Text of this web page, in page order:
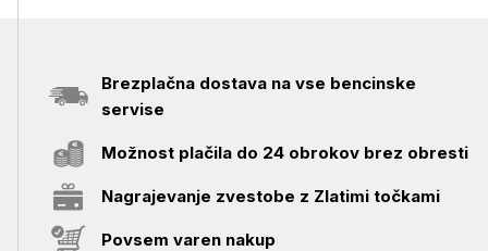
Brezplačna dostava na vse bencinske
servise
Možnost plačila do 24 obrokov brez obresti
Nagrajevanje zvestobe z Zlatimi točkami
Povsem varen nakup